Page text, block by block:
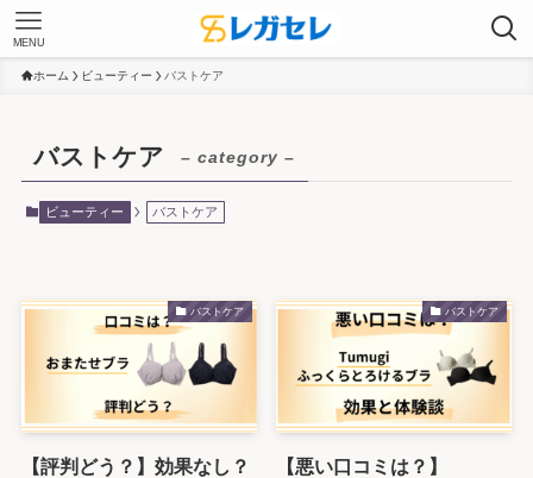
MENU
ホーム ビューティー バストケア
バストケア – category –
ビューティー バストケア
バストケア
【評判どう？】効果なし？
バストケア
【悪い口コミは？】